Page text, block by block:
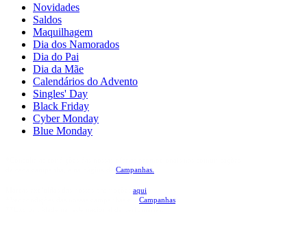
Novidades
Saldos
Maquilhagem
Dia dos Namorados
Dia do Pai
Dia da Mãe
Calendários do Advento
Singles' Day
Black Friday
Cyber Monday
Blue Monday
Campanhas.
aqui
Campanhas